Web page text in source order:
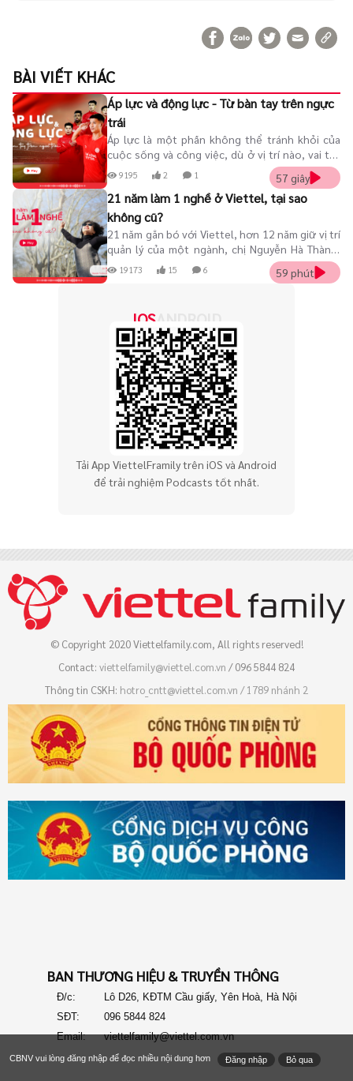
BÀI VIẾT KHÁC
Áp lực và động lực - Từ bàn tay trên ngực
trái
Áp lực là một phần không thể tránh khỏi của
cuộc sống và công việc, dù ở vị trí nào, vai trò
nào. Tuy nhiên, áp lực không chỉ đến từ hoàn
cảnh mà còn từ cách chúng ta nhìn nhận và
phản ứng với nó.
9195 2 1 57 giây
21 năm làm 1 nghề ở Viettel, tại sao
không cũ?
21 năm gắn bó với Viettel, hơn 12 năm giữ vị trí
quản lý của một ngành, chị Nguyễn Hà Thành,
nguyên Trưởng Ban Thương hiệu và Truyền
thông, nay là Phó TGĐ VTT đã làm gì để bản thân
19173 15 6 59 phút
IOSANDROID
Tải App ViettelFramily trên iOS và Android
để trải nghiệm Podcasts tốt nhất.
© Copyright 2020 Viettelfamily.com, All rights reserved!
Contact: viettelfamily@viettel.com.vn / 096 5844 824
Thông tin CSKH: hotro_cntt@viettel.com.vn / 1789 nhánh 2
BAN THƯƠNG HIỆU & TRUYỀN THÔNG
Đ/c:
Lô D26, KĐTM Cầu giấy, Yên Hoà, Hà Nội
SĐT:
096 5844 824
Email:
viettelfamily@viettel.com.vn
CBNV vui lòng đăng nhập để đọc nhiều nội dung hơn Đăng nhập Bỏ qua